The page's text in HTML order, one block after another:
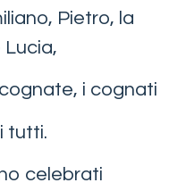
Pietro, la
i cognati
tutti.
celebrati